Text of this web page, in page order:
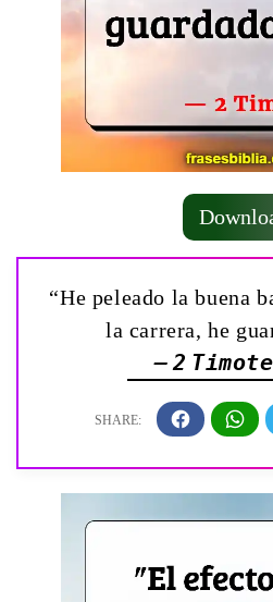
“He peleado la buena
la carrera, he
— 2